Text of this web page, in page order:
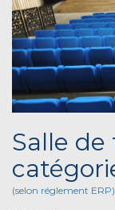
Salle de
(selon réglement ERP)